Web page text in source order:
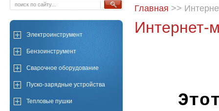
Электроинструмент
Бензоинструмент
Сварочное оборудование
Пуско-зарядные устройства
Тепловые пушки
Главная >>
Интернет-